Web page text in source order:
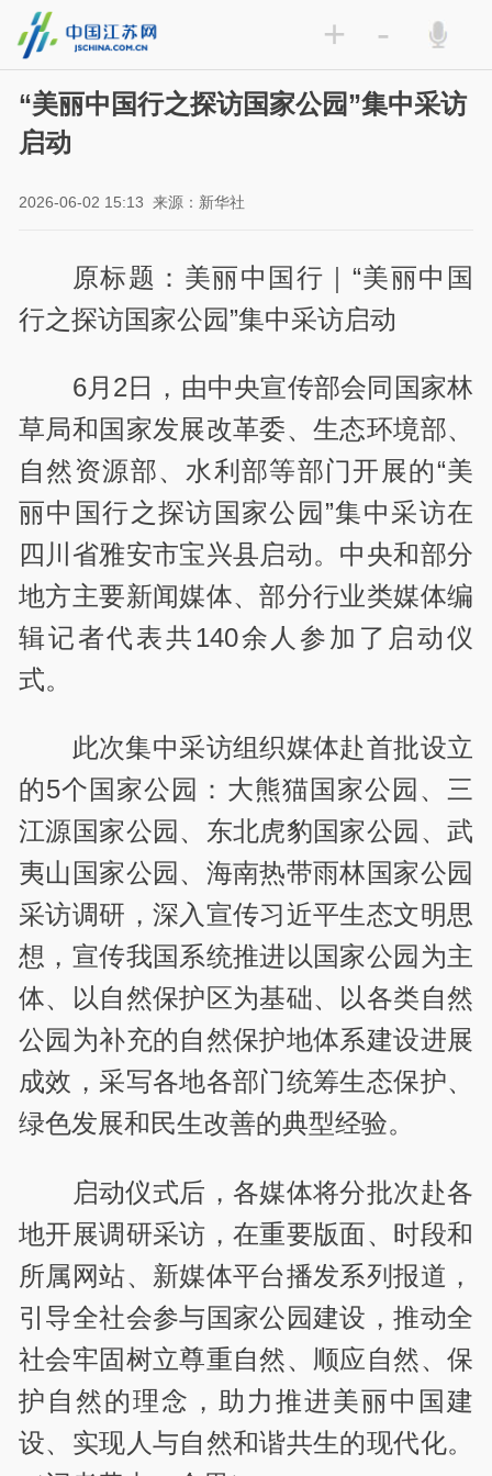
+ -
“美丽中国行之探访国家公园”集中采访
启动
2026-06-02 15:13 来源：新华社
原标题：美丽中国行｜“美丽中国
行之探访国家公园”集中采访启动
6月2日，由中央宣传部会同国家林
草局和国家发展改革委、生态环境部、
自然资源部、水利部等部门开展的“美
丽中国行之探访国家公园”集中采访在
四川省雅安市宝兴县启动。中央和部分
地方主要新闻媒体、部分行业类媒体编
辑记者代表共140余人参加了启动仪
式。
此次集中采访组织媒体赴首批设立
的5个国家公园：大熊猫国家公园、三
江源国家公园、东北虎豹国家公园、武
夷山国家公园、海南热带雨林国家公园
采访调研，深入宣传习近平生态文明思
想，宣传我国系统推进以国家公园为主
体、以自然保护区为基础、以各类自然
公园为补充的自然保护地体系建设进展
成效，采写各地各部门统筹生态保护、
绿色发展和民生改善的典型经验。
启动仪式后，各媒体将分批次赴各
地开展调研采访，在重要版面、时段和
所属网站、新媒体平台播发系列报道，
引导全社会参与国家公园建设，推动全
社会牢固树立尊重自然、顺应自然、保
护自然的理念，助力推进美丽中国建
设、实现人与自然和谐共生的现代化。